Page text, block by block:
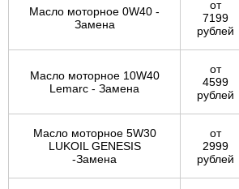
Масло моторное 0W40 -
Замена
от
7199
рублей
Масло моторное 10W40
Lemarc - Замена
от
4599
рублей
Масло моторное 5W30
LUKOIL GENESIS
-Замена
от
2999
рублей